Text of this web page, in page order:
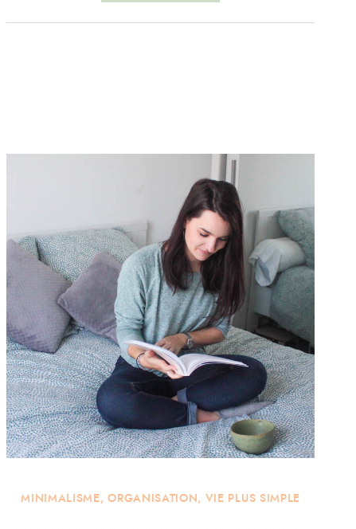
MINIMALISME,ORGANISATION, VIE PLUS SIMPLE